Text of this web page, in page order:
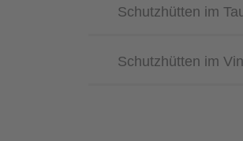
Schutzhütten im
Schutzhütten im